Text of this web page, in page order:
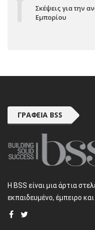
Σκέψεις για την
Εμπορίου
ΓΡΑΦΕΊΑ BSS
H BSS είναι μια άρτια
εκπαιδευμένο, έμπειρο